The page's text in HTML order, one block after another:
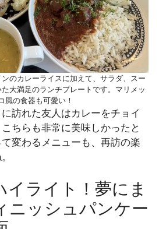
のカレーライスに加えて、サラダ、スー
大満足のランチプレートです。マリメッ
風の食器も可愛い！
訪れた友人はカレーをチョイ
ちらも非常に美味しかったと
変わるメニューも、再訪の楽
イライト！夢にま
ニッシュパンケー